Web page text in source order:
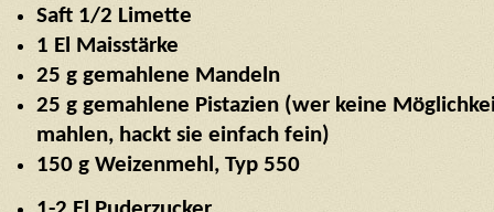
Saft 1/2 Limette
1 El Maisstärke
25 g gemahlene Mandeln
25 g gemahlene Pistazien (wer keine
mahlen, hackt sie einfach fein)
150 g Weizenmehl, Typ 550